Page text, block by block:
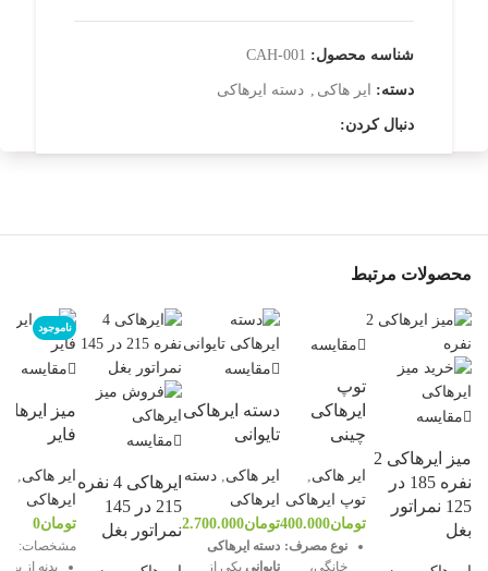
شناسه محصول: CAH-001
دسته: ایر هاکی دسته ایرهاکی
دنبال کردن:
محصولات مرتبط
مقایسه
میز ایرهاکی 2
نفره 185 در
125 نمراتور
بغل
مقایسه
توپ
ایرهاکی
چینی
ایر هاکی,
توپ ایرهاکی
تومان400.000
نوع مصرف:
خانگی،
مقایسه
دسته ایرهاکی
تایوانی
ایر هاکی, دسته
ایرهاکی
تومان2.700.000
دسته ایرهاکی
تایوانی یکی از
مقایسه
ایرهاکی 4 نفره
215 در 145
نمراتور بغل
ناموجود
مقایسه
میز
فایر
ایر هاکی,
ایرهاکی
تومان0
مشخصات:
بدنه از